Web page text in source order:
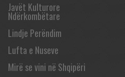
Javët Kulturore
Ndërkombëtare
Lindje Perëndim
Lufta e Nuseve
Mirë se vini në Shqipëri